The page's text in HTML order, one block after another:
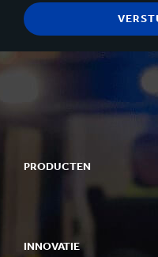
PRODUCTEN
INNOVATIE